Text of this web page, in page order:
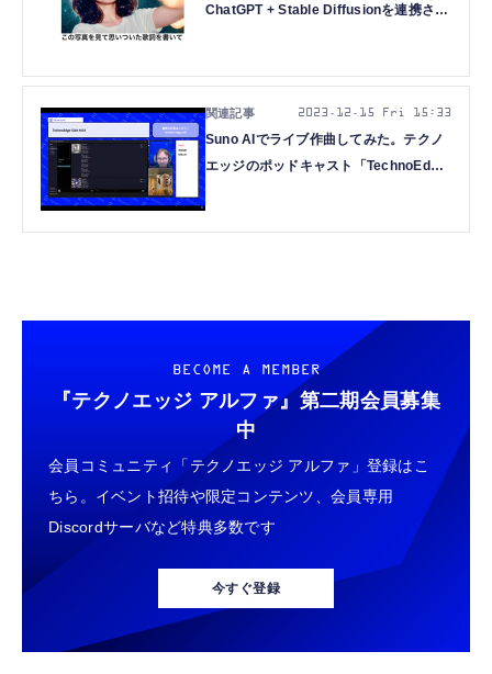
ChatGPT + Stable Diffusionを連携させ
Suno AIでライブ作曲してみた。テクノ
エッジのポッドキャスト「TechnoEdge-
2023.12.15 Fri 15:33
BECOME A MEMBER
『テクノエッジ アルファ』 第二期会員募集
中
会員コミュニティ「テクノエッジ アルファ」登録はこ
ちら。イベント招待や限定コンテンツ、会員専用
Discordサーバなど特典多数です
今すぐ登録